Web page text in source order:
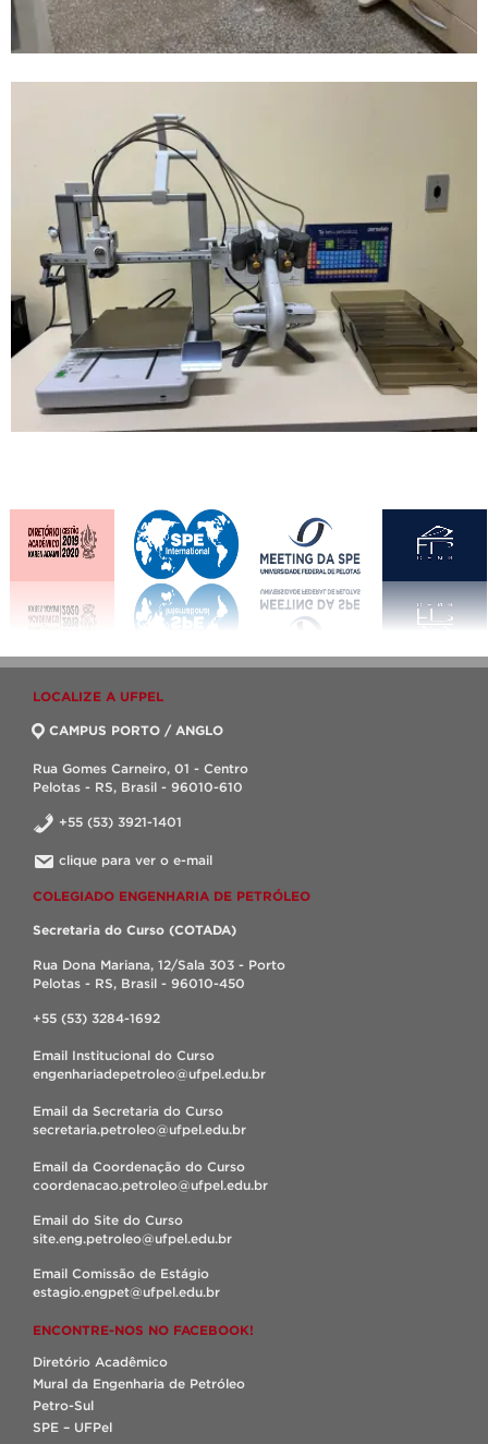
LOCALIZE A UFPEL
CAMPUS PORTO / ANGLO
Rua Gomes Carneiro, 01 - Centro
Pelotas - RS, Brasil - 96010-610
+55 (53) 3921-1401
clique para ver o e-mail
COLEGIADO ENGENHARIA DE PETRÓLEO
Secretaria do Curso (COTADA)
Rua Dona Mariana, 12/Sala 303 - Porto
Pelotas - RS, Brasil - 96010-450
+55 (53) 3284-1692
Email Institucional do Curso
engenhariadepetroleo@ufpel.edu.br
Email da Secretaria do Curso
secretaria.petroleo@ufpel.edu.br
Email da Coordenação do Curso
coordenacao.petroleo@ufpel.edu.br
Email do Site do Curso
site.eng.petroleo@ufpel.edu.br
Email Comissão de Estágio
estagio.engpet@ufpel.edu.br
ENCONTRE-NOS NO FACEBOOK!
Diretório Acadêmico
Mural da Engenharia de Petróleo
Petro-Sul
SPE – UFPel